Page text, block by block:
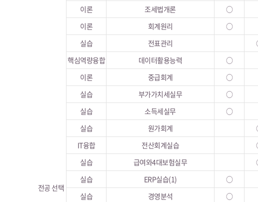
전공 선택
이론
조세법개론 ○
이론
회계원리 ○
실습
전표관리
핵심역량융합
데이터활용능력 ○
이론
중급회계 ○
실습
부가가치세실무 ○
실습
소득세실무 ○
실습
원가회계
IT융합
전산회계실습
실습
급여와4대보험실무
실습
ERP실습(1) ○
실습
경영분석 ○